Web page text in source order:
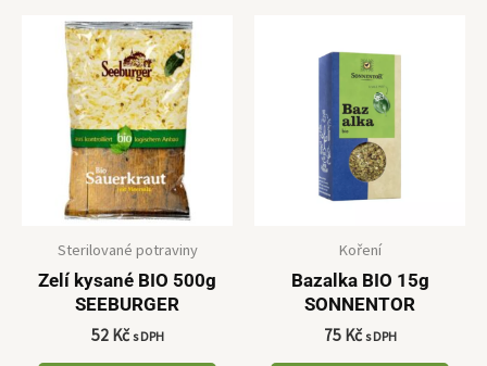
Sterilované potraviny
Zelí kysané BIO 500g
SEEBURGER
52 Kč s DPH
Koření
Bazalka BIO 15g
SONNENTOR
75 Kč s DPH